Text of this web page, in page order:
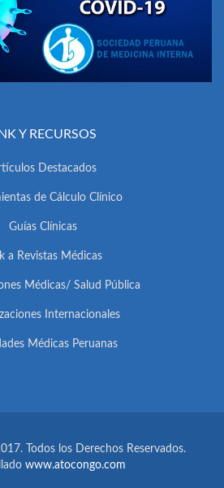
Y RECURSOS
Destacados
de Cálculo Clínico
Guías Clínicas
a Revistas Médicas
Médicas/ Salud Pública
Internacionales
Médicas Peruanas
Todos los Derechos Reservados.
www.atocongo.com